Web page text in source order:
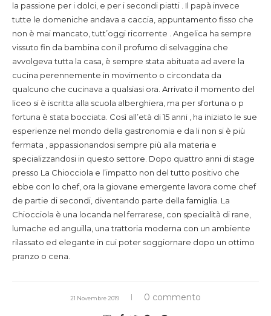
la passione per i dolci, e per i secondi piatti . Il papà invece
tutte le domeniche andava a caccia, appuntamento fisso che
non è mai mancato, tutt’oggi ricorrente . Angelica ha sempre
vissuto fin da bambina con il profumo di selvaggina che
avvolgeva tutta la casa, è sempre stata abituata ad avere la
cucina perennemente in movimento o circondata da
qualcuno che cucinava a qualsiasi ora. Arrivato il momento del
liceo si è iscritta alla scuola alberghiera, ma per sfortuna o p
fortuna è stata bocciata. Così all’età di 15 anni , ha iniziato le sue
esperienze nel mondo della gastronomia e da li non si è più
fermata , appassionandosi sempre più alla materia e
specializzandosi in questo settore. Dopo quattro anni di stage
presso La Chiocciola e l’impatto non del tutto positivo che
ebbe con lo chef, ora la giovane emergente lavora come chef
de partie di secondi, diventando parte della famiglia. La
Chiocciola è una locanda nel ferrarese, con specialità di rane,
lumache ed anguilla, una trattoria moderna con un ambiente
rilassato ed elegante in cui poter soggiornare dopo un ottimo
pranzo o cena.
21 Novembre 2019 0 commento